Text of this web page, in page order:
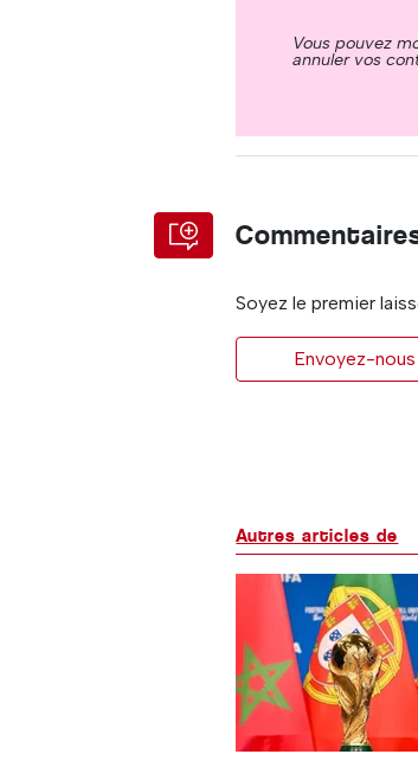
Vous pouvez
annuler vos
Soyez le premier
Envoyez-
Autres articles de